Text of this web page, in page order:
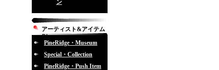
ン
アーティスト&アイテム
別
PineRidge・Museum
Special・Collection
PineRidge・Push Item